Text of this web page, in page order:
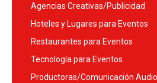
Agencias Creativas/Publicidad
Hoteles y Lugares para Eventos
Restaurantes para Eventos
Tecnología para Eventos
Productoras/Comunicación